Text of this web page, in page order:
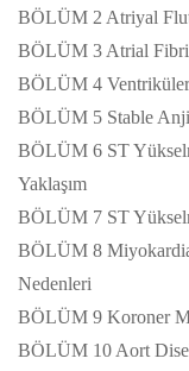
BÖLÜM 2 Atriyal
BÖLÜM 3 Atrial
BÖLÜM 4
BÖLÜM 5 Stable
BÖLÜM 6 ST
Yaklaşım
BÖLÜM 7 ST
BÖLÜM 8
Nedenleri
BÖLÜM 9 Koroner
BÖLÜM 10 Aort